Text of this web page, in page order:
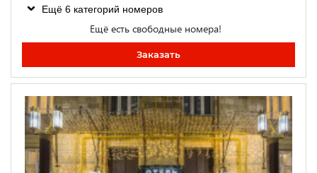
Ещё 6 категорий номеров
Ещё есть свободные номера!
Заказать